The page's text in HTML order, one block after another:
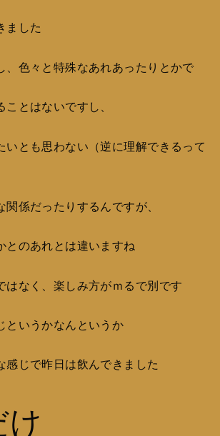
ました
、色々と特殊なあれあったりとかで
とはないですし、
いとも思わない（逆に理解できるって
関係だったりするんですが、
とのあれとは違いますね
はなく、楽しみ方がｍるで別です
というかなんというか
感じで昨日は飲んできました
け